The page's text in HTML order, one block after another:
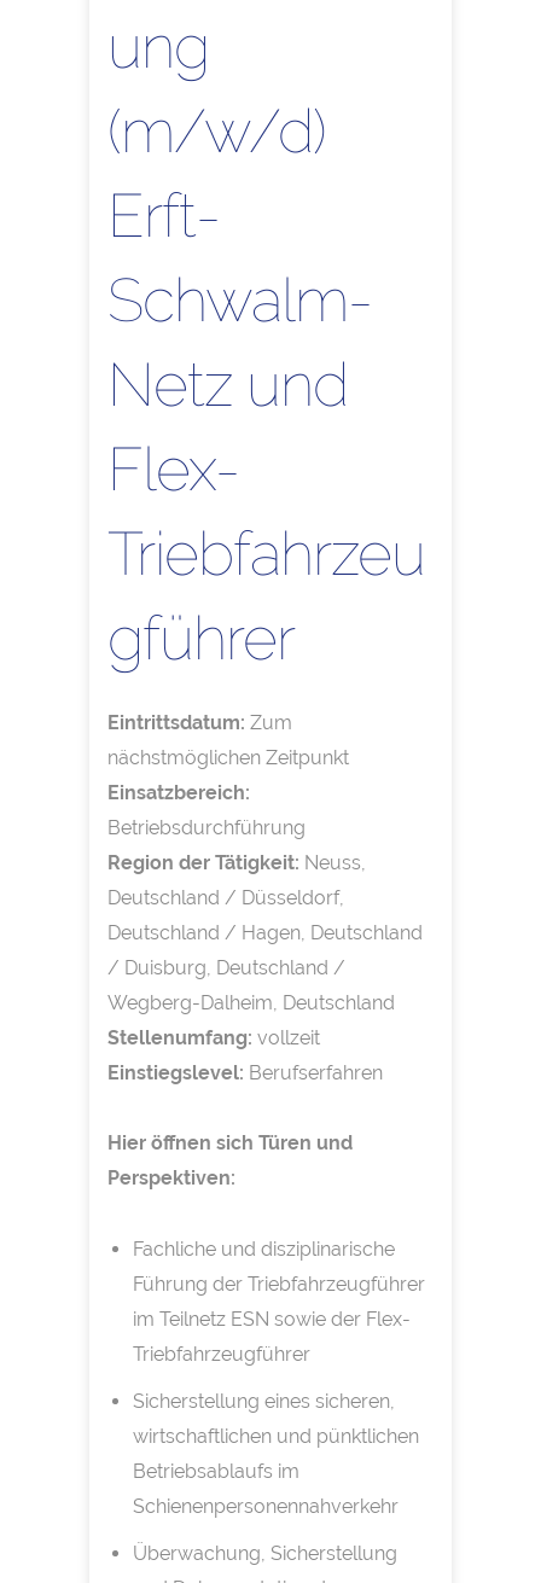
ung
(m/w/d)
Erft-
Schwalm-
Netz und
Flex-
Triebfahrzeu
gführer
Eintrittsdatum: Zum
nächstmöglichen Zeitpunkt
Einsatzbereich:
Betriebsdurchführung
Region der Tätigkeit: Neuss,
Deutschland / Düsseldorf,
Deutschland / Hagen, Deutschland
/ Duisburg, Deutschland /
Wegberg-Dalheim, Deutschland
Stellenumfang: vollzeit
Einstiegslevel: Berufserfahren
Hier öffnen sich Türen und
Perspektiven:
Fachliche und disziplinarische
Führung der Triebfahrzeugführer
im Teilnetz ESN sowie der Flex-
Triebfahrzeugführer
Sicherstellung eines sicheren,
wirtschaftlichen und pünktlichen
Betriebsablaufs im
Schienenpersonennahverkehr
Überwachung, Sicherstellung